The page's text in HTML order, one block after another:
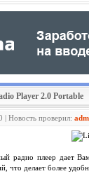
Player 2.0 Portable
| Новость проверил:
радио плеер дает
что делает более